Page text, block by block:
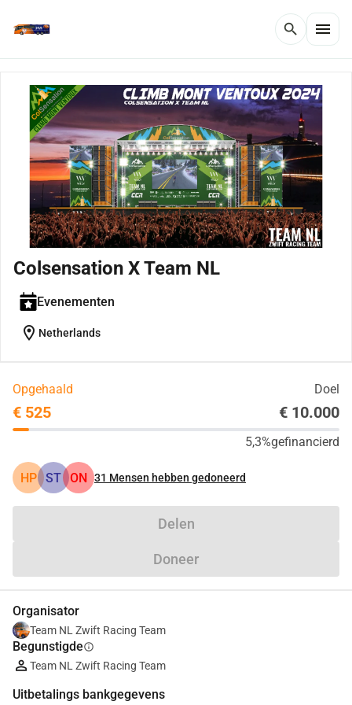
search menu
Colsensation X Team NL
Evenementen
location_on Netherlands
Opgehaald Doel
€ 525 € 10.000
5,3%gefinancierd
HP ST ON 31 Mensen hebben gedoneerd
Delen
Doneer
Organisator
Team NL Zwift Racing Team
Begunstigdeinfo
Team NL Zwift Racing Team
Uitbetalings bankgegevens